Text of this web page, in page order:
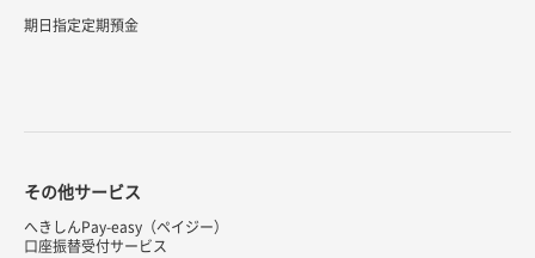
期日指定定期預金
その他サービス
へきしんPay-easy（ペイジー）
口座振替受付サービス